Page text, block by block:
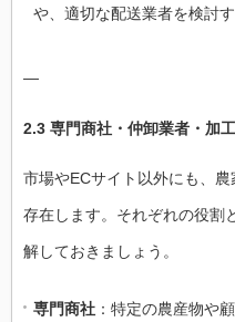
や、適切な配送業者を検討す
—
2.3 専門商社・仲卸業者・加
市場やECサイト以外にも、
存在します。それぞれの役割
解しておきましょう。
専門商社 ：特定の農産物や